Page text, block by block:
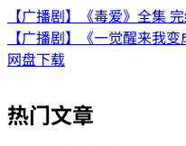
【广播剧】《毒爱》全集
【广播剧】《一觉醒来我
网盘下载
热门文章